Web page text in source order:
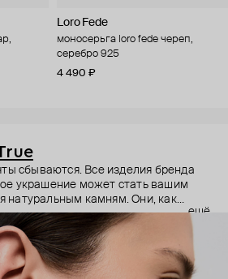
Loro Fede
моносерьга loro fede череп,
серебро 925
4 490 ₽
сбываются. Все изделия бренда
украшение может стать вашим
натуральным камням. Они, как
сильной энергетикой и
– ваши желания рискуют сбыться.
мечтала о своём бренде
сбылась.
ещё